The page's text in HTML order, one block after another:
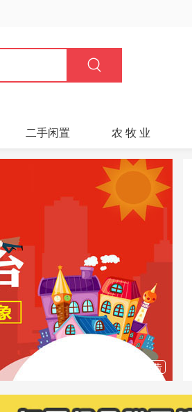
二手闲置 农 牧 业
广告